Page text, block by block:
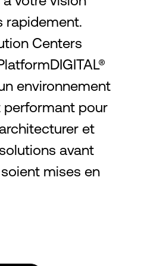
rapidement.
Centers
environnement
performant pour
et
avant
soient mises en